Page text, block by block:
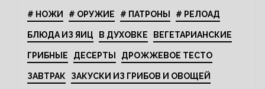
# НОЖИ # ОРУЖИЕ # ПАТРОНЫ # РЕЛОАД
БЛЮДА ИЗ ЯИЦ В ДУХОВКЕ ВЕГЕТАРИАНСКИЕ
ГРИБНЫЕ ДЕСЕРТЫ ДРОЖЖЕВОЕ ТЕСТО
ЗАВТРАК ЗАКУСКИ ИЗ ГРИБОВ И ОВОЩЕЙ